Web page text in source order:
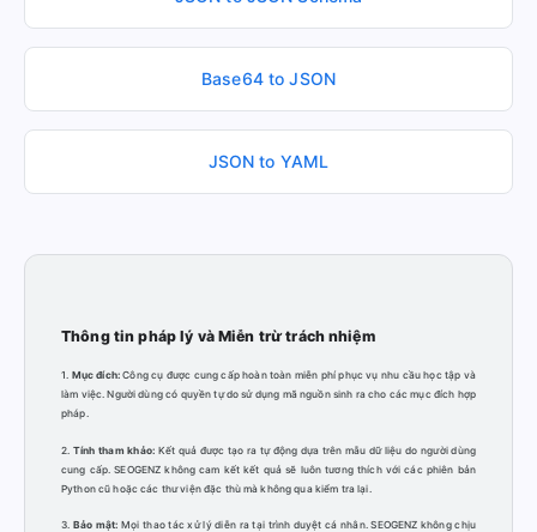
Base64 to JSON
JSON to YAML
Thông tin pháp lý và Miễn trừ trách nhiệm
1. Mục đích: Công cụ được cung cấp hoàn toàn miễn phí phục vụ nhu cầu học tập và
làm việc. Người dùng có quyền tự do sử dụng mã nguồn sinh ra cho các mục đích hợp
pháp.
2. Tính tham khảo:Kết quả được tạo ra tự động dựa trên mẫu dữ liệu do người dùng
cung cấp. SEOGENZ không cam kết kết quả sẽ luôn tương thích với các phiên bản
Python cũ hoặc các thư viện đặc thù mà không qua kiểm tra lại.
3. Bảo mật: Mọi thao tác xử lý diễn ra tại trình duyệt cá nhân. SEOGENZ không chịu